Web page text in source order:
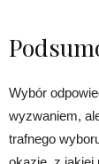
Wybór
wyzwaniem,
trafnego